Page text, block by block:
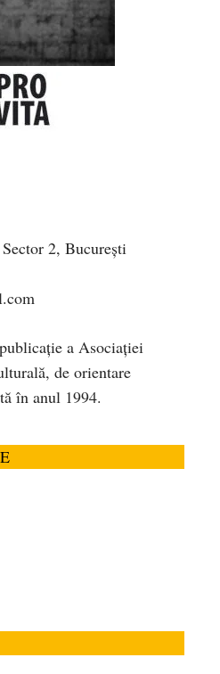
2, București
a Asociaţiei
de orientare
în anul 1994.